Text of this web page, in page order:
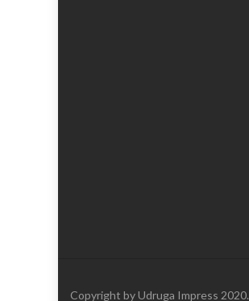
Copyright by Udruga Impress 2020.